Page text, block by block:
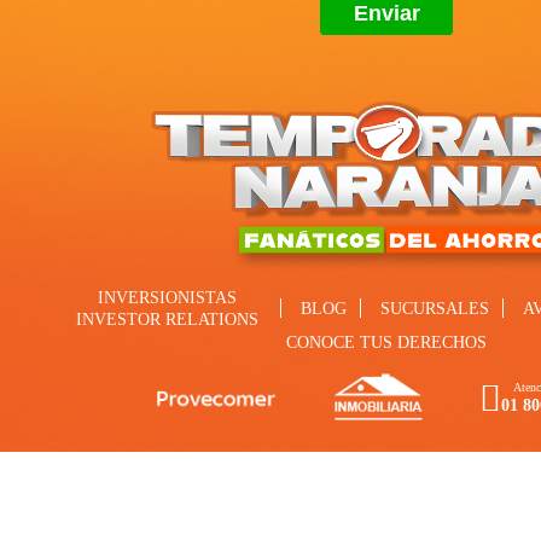
INVERSIONISTAS
INVESTOR RELATIONS
BLOG SUCURSALES
CONOCE TUS DERECHOS
01